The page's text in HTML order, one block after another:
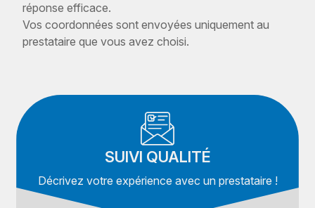
réponse efficace.
Vos coordonnées sont envoyées uniquement au
prestataire que vous avez choisi.
SUIVI QUALITÉ
Décrivez votre expérience avec un prestataire !